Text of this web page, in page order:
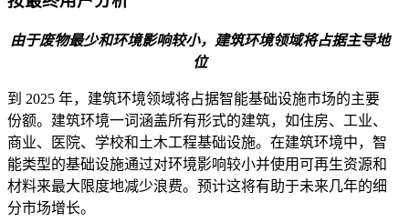
由于废物最少和环境影响较小，建筑环境领域将占据主导地
位
到 2025 年，建筑环境领域将占据智能基础设施市场的主要
份额。建筑环境一词涵盖所有形式的建筑，如住房、工业、
商业、医院、学校和土木工程基础设施。在建筑环境中，智
能类型的基础设施通过对环境影响较小并使用可再生资源和
材料来最大限度地减少浪费。预计这将有助于未来几年的细
分市场增长。